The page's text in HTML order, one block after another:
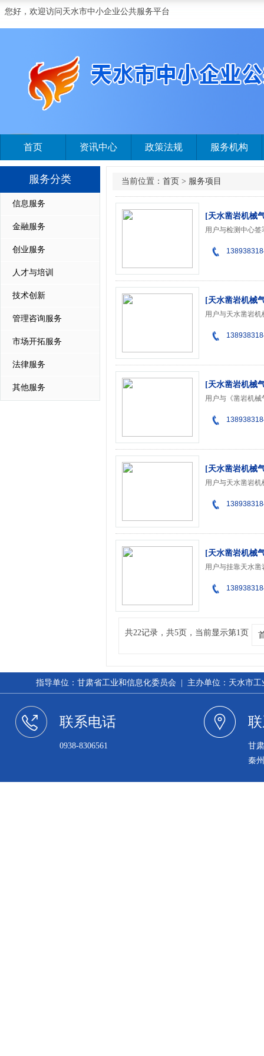
您好，欢迎访问天水市中小企业公共服务平台
首页 资讯中心 政策法规 服务机构
服务分类
信息服务
金融服务
创业服务
人才与培训
技术创新
管理咨询服务
市场开拓服务
法律服务
其他服务
当前位置： 首页 > 服务项目
[天水凿岩机械
用户与检测中心
[天水凿岩机械
用户与天水凿岩
[天水凿岩机械
用户与《凿岩机
[天水凿岩机械
[天水凿岩机械
共22记录，共5页，当前显示第1页
指导单位：甘肃省工业和信息化委员会 | 主办单位：天水市
联系电话
0938-8306561
甘
秦